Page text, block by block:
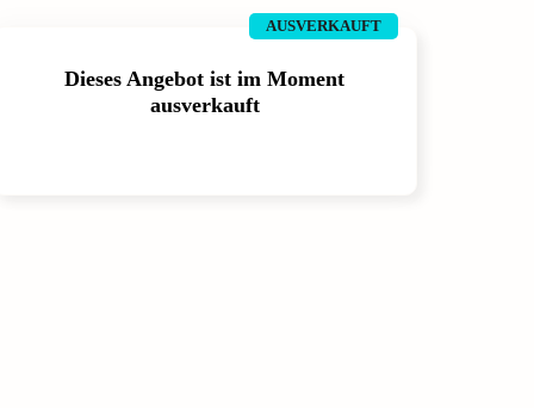
AUSVERKAUFT
Dieses Angebot ist im Moment
ausverkauft